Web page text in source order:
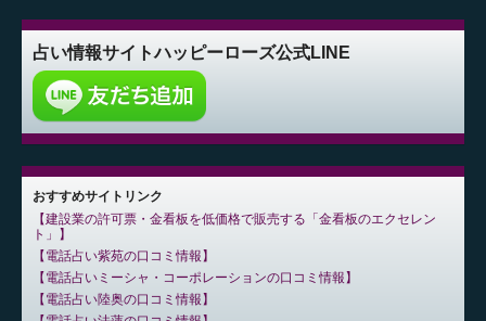
占い情報サイトハッピーローズ公式LINE
おすすめサイトリンク
建設業の許可票・金看板を低価格で販売する「金看板のエクセレン
ト」
電話占い紫苑の口コミ情報
電話占いミーシャ・コーポレーションの口コミ情報
電話占い陸奥の口コミ情報